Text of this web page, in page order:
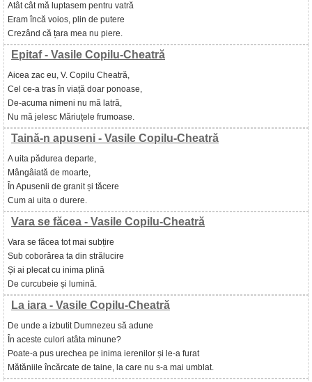
Atât cât mă luptasem pentru vatră
Eram încă voios, plin de putere
Crezând că țara mea nu piere.
Epitaf - Vasile Copilu-Cheatră
Aicea zac eu, V. Copilu Cheatră,
Cel ce-a tras în viață doar ponoase,
De-acuma nimeni nu mă latră,
Nu mă jelesc Măriuțele frumoase.
Taină-n apuseni - Vasile Copilu-Cheatră
A uita pădurea departe,
Mângâiată de moarte,
În Apusenii de granit și tăcere
Cum ai uita o durere.
Vara se făcea - Vasile Copilu-Cheatră
Vara se făcea tot mai subțire
Sub coborârea ta din strălucire
Și ai plecat cu inima plină
De curcubeie și lumină.
La iara - Vasile Copilu-Cheatră
De unde a izbutit Dumnezeu să adune
În aceste culori atâta minune?
Poate-a pus urechea pe inima ierenilor și le-a furat
Mătăniile încărcate de taine, la care nu s-a mai umblat.